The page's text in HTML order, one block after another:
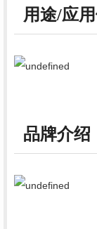
用途/应
品牌介绍